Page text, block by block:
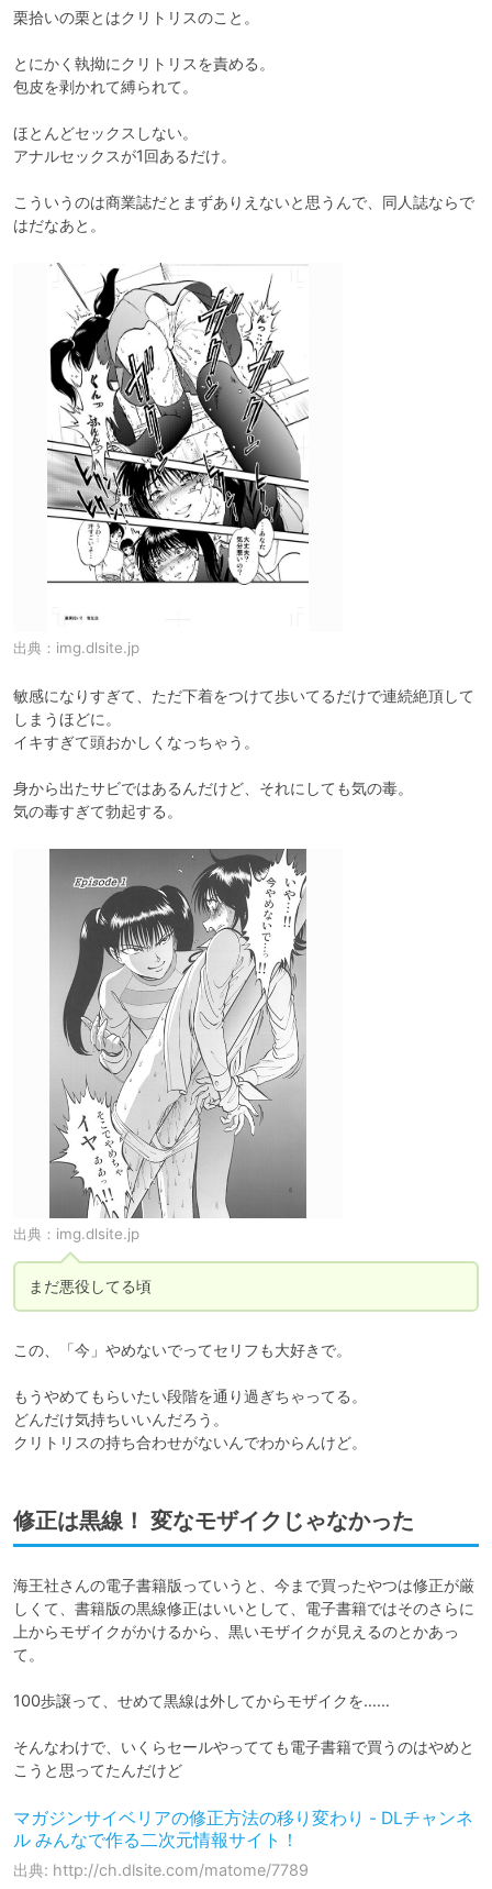
栗拾いの栗とはクリトリスのこと。
とにかく執拗にクリトリスを責める。
包皮を剥かれて縛られて。
ほとんどセックスしない。
アナルセックスが1回あるだけ。
こういうのは商業誌だとまずありえないと思うんで、同人誌ならで
はだなあと。
出典： img.dlsite.jp
敏感になりすぎて、ただ下着をつけて歩いてるだけで連続絶頂して
しまうほどに。
イキすぎて頭おかしくなっちゃう。
身から出たサビではあるんだけど、それにしても気の毒。
気の毒すぎて勃起する。
出典： img.dlsite.jp
まだ悪役してる頃
この、「今」やめないでってセリフも大好きで。
もうやめてもらいたい段階を通り過ぎちゃってる。
どんだけ気持ちいいんだろう。
クリトリスの持ち合わせがないんでわからんけど。
修正は黒線！ 変なモザイクじゃなかった
海王社さんの電子書籍版っていうと、今まで買ったやつは修正が厳
しくて、書籍版の黒線修正はいいとして、電子書籍ではそのさらに
上からモザイクがかけるから、黒いモザイクが見えるのとかあっ
て。
100歩譲って、せめて黒線は外してからモザイクを……
そんなわけで、いくらセールやってても電子書籍で買うのはやめと
こうと思ってたんだけど
マガジンサイベリアの修正方法の移り変わり - DLチャンネ
ル みんなで作る二次元情報サイト！
出典: http://ch.dlsite.com/matome/7789